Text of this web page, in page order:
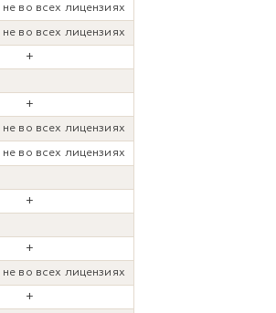
не во всех лицензиях
не во всех лицензиях
+
+
не во всех лицензиях
не во всех лицензиях
+
+
не во всех лицензиях
+